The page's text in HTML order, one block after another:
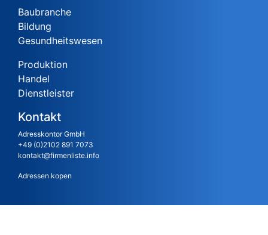
Baubranche
Bildung
Gesundheitswesen
Produktion
Handel
Dienstleister
Kontakt
Adresskontor GmbH
+49 (0)2102 891 7073
kontakt@firmenliste.info
Adressen kopen